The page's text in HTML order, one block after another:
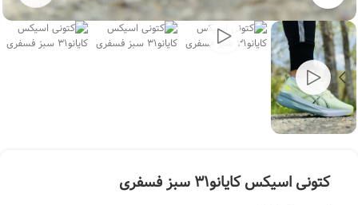
کتونی اسیکس کایانو31 سبز فسفری